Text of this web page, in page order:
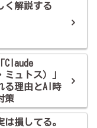
く解説する
Claude
ミュトス）」
る理由とAI時
策
は損してる。